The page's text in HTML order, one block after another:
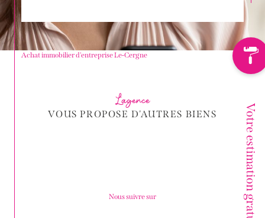
Votre estimation gratuite
Achat immobilier d'entreprise Le-Cergne
L'agence
VOUS PROPOSE D'AUTRES BIENS
Nous suivre sur